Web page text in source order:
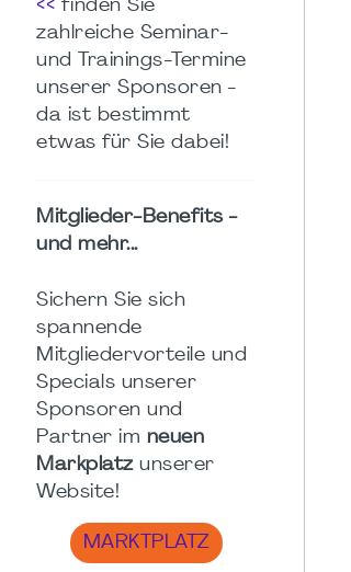
<< finden Sie
zahlreiche Seminar-
und Trainings-Termine
unserer Sponsoren -
da ist bestimmt
etwas für Sie dabei!
Mitglieder-Benefits -
und mehr...
Sichern Sie sich
spannende
Mitgliedervorteile und
Specials unserer
Sponsoren und
Partner im neuen
Markplatzunserer
Website!
MARKTPLATZ